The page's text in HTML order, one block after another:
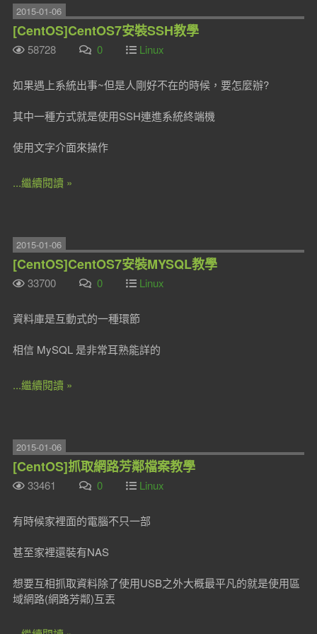
2015-01-06
[CentOS]CentOS7安裝SSH教學
58728 0 Linux
如果遇上系統出事~但是人剛好不在的時候，要怎麼辦?
其中一種方式就是使用SSH連進系統終端機
使用文字介面來操作
...繼續閱讀 »
2015-01-06
[CentOS]CentOS7安裝MYSQL教學
33700 0 Linux
資料庫是互動式的一種環節
相信 MySQL 是非常耳熟能詳的
...繼續閱讀 »
2015-01-06
[CentOS]抓取網路芳鄰檔案教學
33461 0 Linux
有時候家裡面的電腦不只一部
甚至家裡還裝有NAS
想要互相抓取資料除了使用USB之外大概最平凡的就是使用區
域網路(網路芳鄰)互丟